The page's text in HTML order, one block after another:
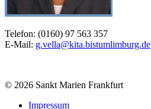
Telefon: (0160) 97 563 357
E-Mail: g.vella@kita.bistumlimburg.de
© 2026 Sankt Marien Frankfurt
Impressum